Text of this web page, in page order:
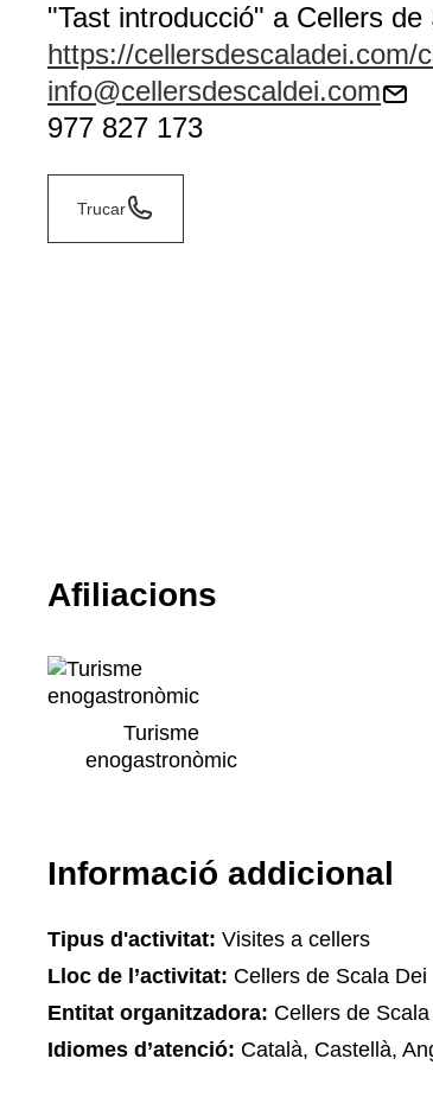
"Tast introducció" a Cellers de
https://cellersdescaladei.com/
info@cellersdescaldei.com
977 827 173
Trucar
Afiliacions
Turisme
enogastronòmic
Informació addicional
Tipus d'activitat: Visites a cellers
Lloc de l’activitat: Cellers de Scala Dei
Entitat organitzadora: Cellers de
Idiomes d’atenció: Català, Castellà,